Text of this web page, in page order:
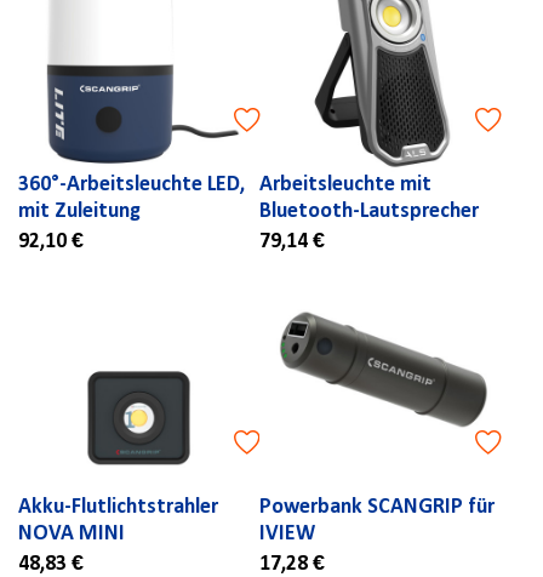
360°-Arbeitsleuchte LED,
mit Zuleitung
92,10 €
Arbeitsleuchte mit
Bluetooth-Lautsprecher
79,14 €
Akku-Flutlichtstrahler
NOVA MINI
48,83 €
Powerbank SCANGRIP für
IVIEW
17,28 €